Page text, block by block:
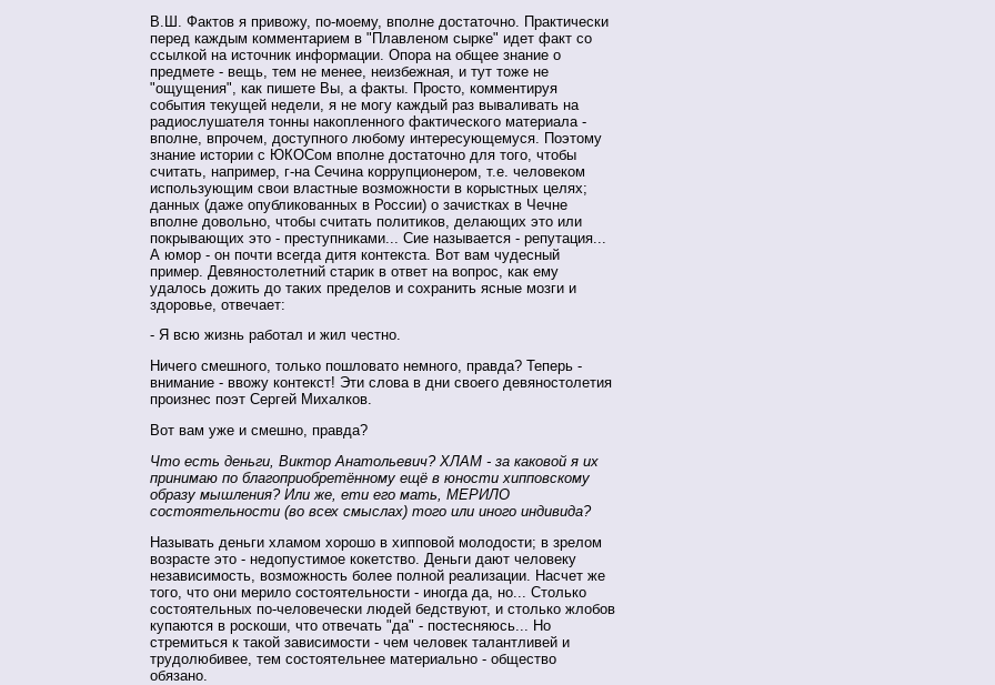
В.Ш. Фактов я привожу, по-моему, вполне достаточно. Практически
перед каждым комментарием в "Плавленом сырке" идет факт со
ссылкой на источник информации. Опора на общее знание о
предмете - вещь, тем не менее, неизбежная, и тут тоже не
"ощущения", как пишете Вы, а факты. Просто, комментируя
события текущей недели, я не могу каждый раз вываливать на
радиослушателя тонны накопленного фактического материала -
вполне, впрочем, доступного любому интересующемуся. Поэтому
знание истории с ЮКОСом вполне достаточно для того, чтобы
считать, например, г-на Сечина коррупционером, т.е. человеком
использующим свои властные возможности в корыстных целях;
данных (даже опубликованных в России) о зачистках в Чечне
вполне довольно, чтобы считать политиков, делающих это или
покрывающих это - преступниками... Сие называется - репутация...
А юмор - он почти всегда дитя контекста. Вот вам чудесный
пример. Девяностолетний старик в ответ на вопрос, как ему
удалось дожить до таких пределов и сохранить ясные мозги и
здоровье, отвечает:
- Я всю жизнь работал и жил честно.
Ничего смешного, только пошловато немного, правда? Теперь -
внимание - ввожу контекст! Эти слова в дни своего девяностолетия
произнес поэт Сергей Михалков.
Вот вам уже и смешно, правда?
Что есть деньги, Виктор Анатольевич? ХЛАМ - за каковой я их
принимаю по благоприобретённому ещё в юности хипповскому
образу мышления? Или же, ети его мать, МЕРИЛО
состоятельности (во всех смыслах) того или иного индивида?
Называть деньги хламом хорошо в хипповой молодости; в зрелом
возрасте это - недопустимое кокетство. Деньги дают человеку
независимость, возможность более полной реализации. Насчет же
того, что они мерило состоятельности - иногда да, но... Столько
состоятельных по-человечески людей бедствуют, и столько жлобов
купаются в роскоши, что отвечать "да" - постесняюсь... Но
стремиться к такой зависимости - чем человек талантливей и
трудолюбивее, тем состоятельнее материально - общество
обязано.